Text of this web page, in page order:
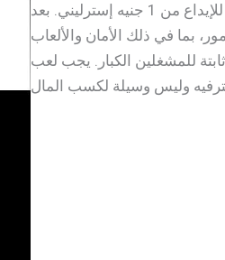
الإنترنت، كنت أبحث عن مزودي خدمة يعرفون الحد الأدنى للإيداع من 1 جنيه إسترليني. بعد
بما في ذلك الأمان والألعاب
للمشغلين الكبار. يجب لعب